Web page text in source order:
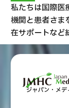
国際セカンドオピ
治療 治療
私たちは国際医
機関と患者さま
在サポートなど
ジャパン・メ